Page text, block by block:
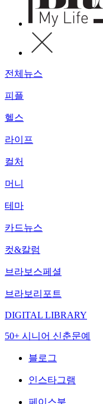
전체뉴스
피플
헬스
라이프
컬처
머니
테마
카드뉴스
컷&칼럼
브라보스페셜
브라보리포트
DIGITAL LIBRARY
50+ 시니어 신춘문예
블로그
인스타그램